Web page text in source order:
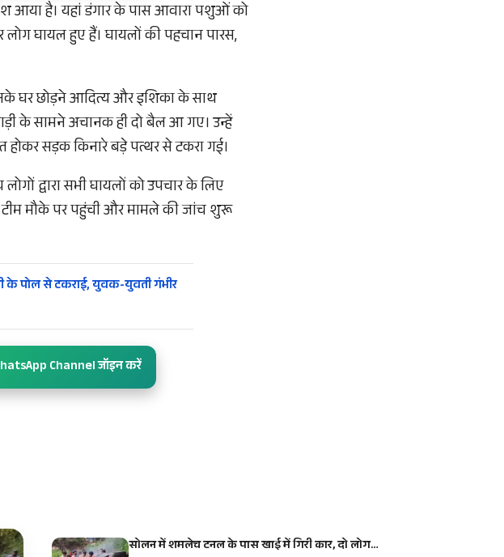
आया है। यहां डंगार के पास आवारा पशुओं को
लोग घायल हुए हैं। घायलों की पहचान पारस,
घर छोड़ने आदित्य और इशिका के साथ
के सामने अचानक ही दो बैल आ गए। उन्हें
सड़क किनारे बड़े पत्थर से टकरा गई।
द्वारा सभी घायलों को उपचार के लिए
टीम मौके पर पहुंची और मामले की जांच शुरू
के पोल से टकराई, युवक-युवती गंभीर
Channel जॉइन करें
सोलन में शमलेच टनल के पास खाई में गिरी कार, दो लोग…